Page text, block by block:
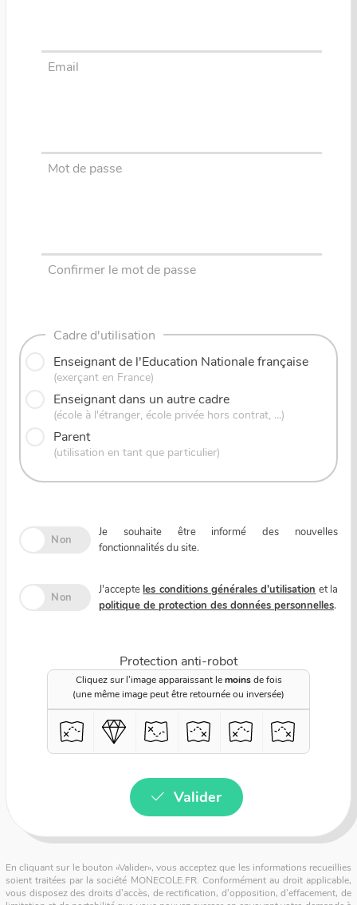
Email
Mot de passe
Confirmer le mot de passe
Cadre d'utilisation
Enseignant de l'Education Nationale française
(exerçant en France)
Enseignant dans un autre cadre
(école à l'étranger, école privée hors contrat, ...)
Parent
(utilisation en tant que particulier)
Non
Je souhaite être informé des nouvelles
fonctionnalités du site.
Non
J'accepteles conditions générales d'utilisation et la
politique de protection des données personnelles.
Protection anti-robot
Cliquez sur l'image apparaissant lemoinsde fois
(une même image peut être retournée ou inversée)
Valider
En cliquant sur le bouton «Valider», vous acceptez que les informations recueillies
soient traitées par la société MONECOLE.FR. Conformément au droit applicable,
vous disposez des droits d’accès, de rectification, d'opposition, d'effacement, de